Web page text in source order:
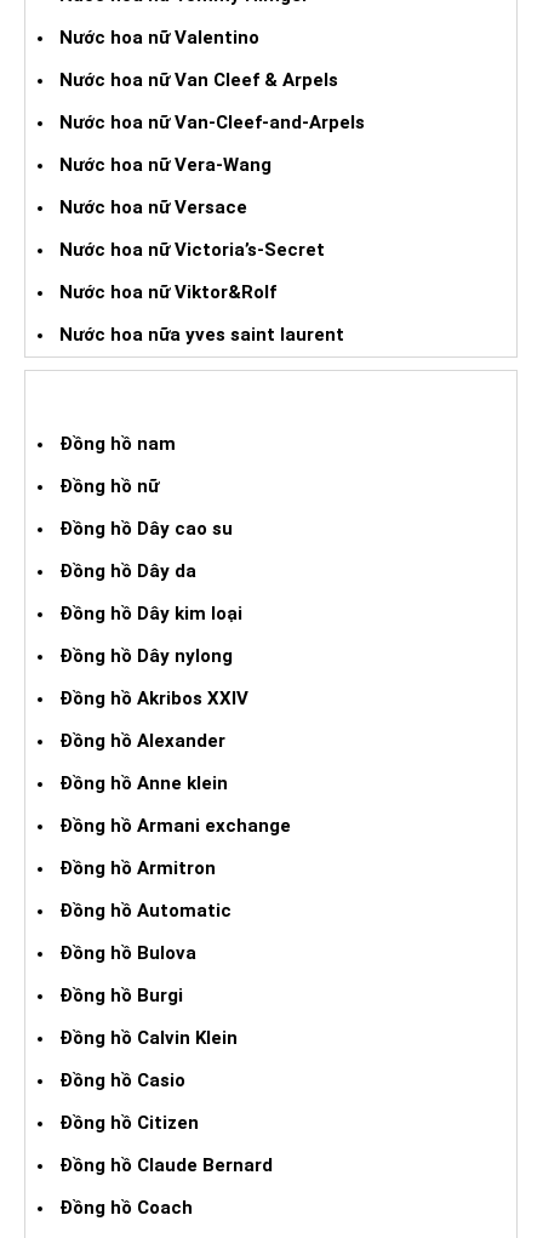
Nước hoa nữ Valentino
Nước hoa nữ Van Cleef & Arpels
Nước hoa nữ Van-Cleef-and-Arpels
Nước hoa nữ Vera-Wang
Nước hoa nữ Versace
Nước hoa nữ Victoria’s-Secret
Nước hoa nữ Viktor&Rolf
Nước hoa nữa yves saint laurent
Đồng hồ nam
Đồng hồ nữ
Đồng hồ Dây cao su
Đồng hồ Dây da
Đồng hồ Dây kim loại
Đồng hồ Dây nylong
Đồng hồ Akribos XXIV
Đồng hồ Alexander
Đồng hồ Anne klein
Đồng hồ Armani exchange
Đồng hồ Armitron
Đồng hồ Automatic
Đồng hồ Bulova
Đồng hồ Burgi
Đồng hồ Calvin Klein
Đồng hồ Casio
Đồng hồ Citizen
Đồng hồ Claude Bernard
Đồng hồ Coach